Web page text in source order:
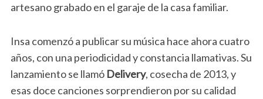
artesano grabado en el garaje de la casa familiar.
Insa comenzó a publicar su música hace ahora cuatro
años, con una periodicidad y constancia llamativas. Su
lanzamiento se llamó Delivery, cosecha de 2013, y
esas doce canciones sorprendieron por su calidad